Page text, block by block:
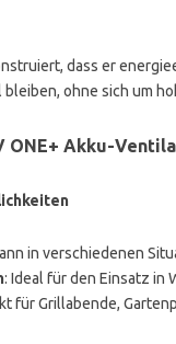
dass er
bleiben, ohne sich um
ONE+ Akku-
in verschiedenen
: Ideal für den Einsatz in
für Grillabende,